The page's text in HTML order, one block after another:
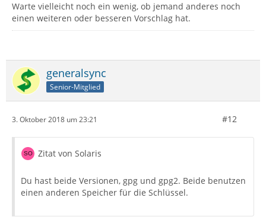
Warte vielleicht noch ein wenig, ob jemand anderes noch
einen weiteren oder besseren Vorschlag hat.
generalsync
Senior-Mitglied
3. Oktober 2018 um 23:21 #12
Zitat von Solaris
Du hast beide Versionen, gpg und gpg2. Beide benutzen
einen anderen Speicher für die Schlüssel.